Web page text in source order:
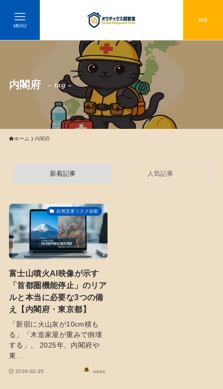
検索
MENU
内閣府 – tag –
ホーム 内閣府
新着記事 人気記事
自然災害リスク自衛
富士山噴火AI映像が示す
「首都圏機能停止」のリア
ルと本当に必要な3つの備
え【内閣府・東京都】
「新宿に火山灰が10cm積も
る」「木造家屋が重みで倒壊
する」。 2025年、内閣府や
東...
2026-02-25 outix